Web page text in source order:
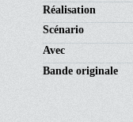
Réalisation
Scénario
Avec
Bande originale